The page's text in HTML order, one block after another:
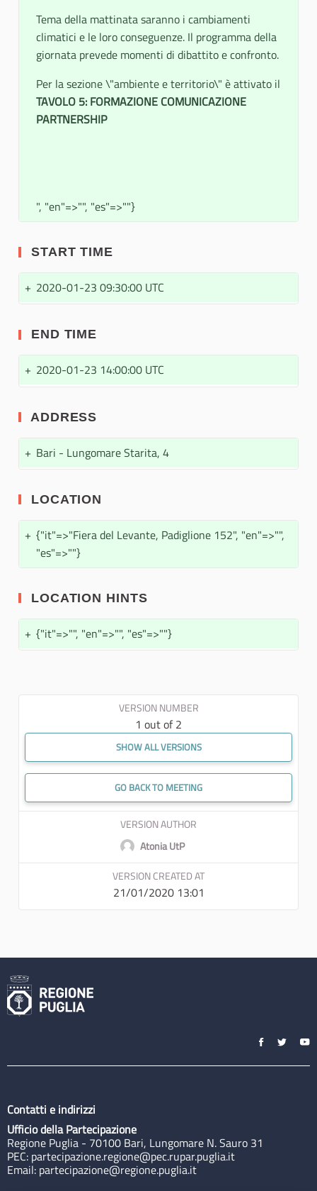
Tema della mattinata saranno i cambiamenti
climatici e le loro conseguenze. Il programma della
giornata prevede momenti di dibattito e confronto.
Per la sezione \"ambiente e territorio\" è attivato il
TAVOLO 5: FORMAZIONE COMUNICAZIONE
PARTNERSHIP
", "en"=>"", "es"=>""}
START TIME
+ 2020-01-23 09:30:00 UTC
END TIME
+ 2020-01-23 14:00:00 UTC
ADDRESS
+ Bari - Lungomare Starita, 4
LOCATION
+ {"it"=>"Fiera del Levante, Padiglione 152", "en"=>"",
"es"=>""}
LOCATION HINTS
+ {"it"=>"", "en"=>"", "es"=>""}
VERSION NUMBER
1 out of 2
SHOW ALL VERSIONS
GO BACK TO MEETING
VERSION AUTHOR
Atonia UtP
VERSION CREATED AT
21/01/2020 13:01
Contatti e indirizzi
Ufficio della Partecipazione
Regione Puglia - 70100 Bari, Lungomare N. Sauro 31
PEC: partecipazione.regione@pec.rupar.puglia.it
Email: partecipazione@regione.puglia.it